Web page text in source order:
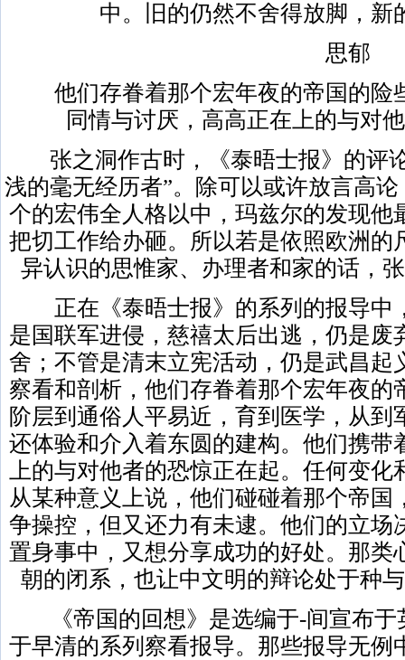
中。旧的仍然不舍得放脚，新
思郁
他们存眷着那个宏年夜的帝国的险
同情与讨厌，高高正在上的与对
张之洞作古时，《泰晤士报》的评
浅的毫无经历者”。除可以或许放言高
个的宏伟全人格以中，玛兹尔的发现他
把切工作给办砸。所以若是依照欧洲的
异认识的思惟家、办理者和家的话，
正在《泰晤士报》的系列的报导中
是国联军进侵，慈禧太后出逃，仍是废
舍；不管是清末立宪活动，仍是武昌起
察看和剖析，他们存眷着那个宏年夜的
阶层到通俗人平易近，育到医学，从到
还体验和介入着东圆的建构。他们携带
上的与对他者的恐惊正在起。任何变
从某种意义上说，他们碰碰着那个帝国
争操控，但又还力有未逮。他们的立场
置身事中，又想分享成功的好处。那类
朝的闭系，也让中文明的辩论处于种
《帝国的回想》是选编于-间宣布于
于早清的系列察看报导。那些报导无例